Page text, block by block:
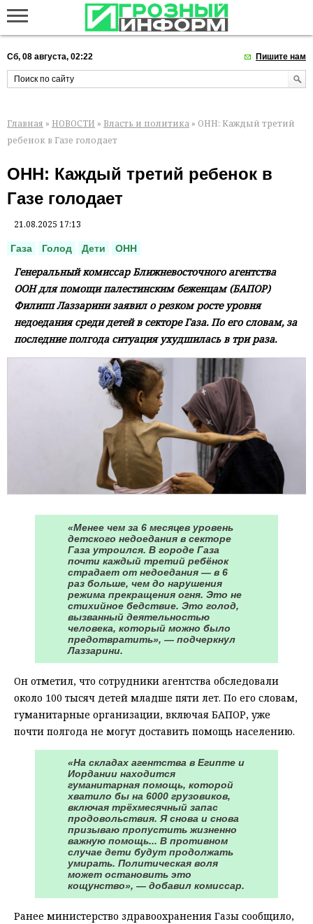
Сб, 08 августа, 02:22 Пишите нам
Главная » НОВОСТИ » Власть и политика » ОНН: Каждый третий
ребенок в Газе голодает
ОНН: Каждый третий ребенок в
Газе голодает
21.08.2025 17:13
Газа Голод Дети ОНН
Генеральный комиссар Ближневосточного агентства
ООН для помощи палестинским беженцам (БАПОР)
Филипп Лаззарини заявил о резком росте уровня
недоедания среди детей в секторе Газа. По его словам, за
последние полгода ситуация ухудшилась в три раза.
«Менее чем за 6 месяцев уровень
детского недоедания в секторе
Газа утроился. В городе Газа
почти каждый третий ребёнок
страдает от недоедания — в 6
раз больше, чем до нарушения
режима прекращения огня. Это не
стихийное бедствие. Это голод,
вызванный деятельностью
человека, который можно было
предотвратить», — подчеркнул
Лаззарини.
Он отметил, что сотрудники агентства обследовали
около 100 тысяч детей младше пяти лет. По его словам,
гуманитарные организации, включая БАПОР, уже
почти полгода не могут доставить помощь населению.
«На складах агентства в Египте и
Иордании находится
гуманитарная помощь, которой
хватило бы на 6000 грузовиков,
включая трёхмесячный запас
продовольствия. Я снова и снова
призываю пропустить жизненно
важную помощь... В противном
случае дети будут продолжать
умирать. Политическая воля
может остановить это
кощунство», — добавил комиссар.
Ранее министерство здравоохранения Газы сообщило,